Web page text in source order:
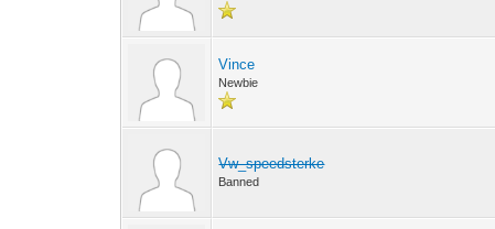
Vince
Newbie
Vw_speedsterke
Banned